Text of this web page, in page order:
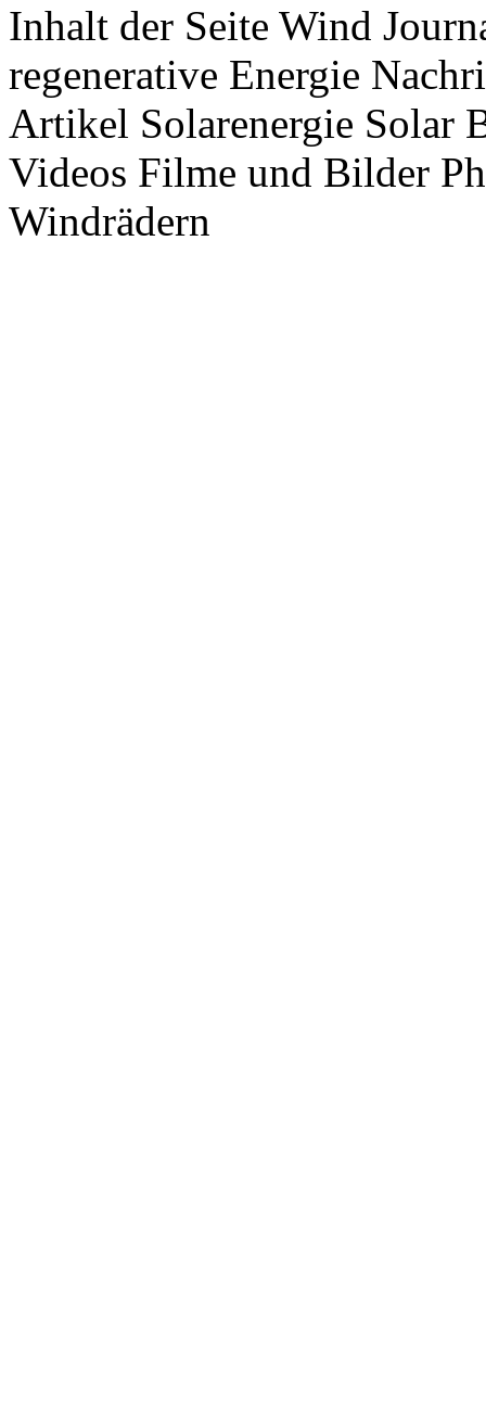
Inhalt der Seite Wind
regenerative Energie
Artikel Solarenergie Solar
Videos Filme und Bilder
Windrädern